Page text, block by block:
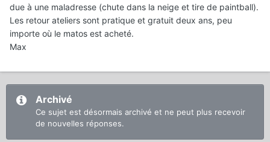
due à une maladresse (chute dans la neige et tire de paintball).
Les retour ateliers sont pratique et gratuit deux ans, peu
importe où le matos est acheté.
Max
Archivé
Ce sujet est désormais archivé et ne peut plus recevoir
de nouvelles réponses.